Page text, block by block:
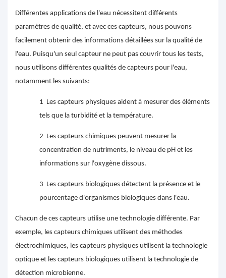
Différentes applications de l'eau nécessitent différents
paramètres de qualité, et avec ces capteurs, nous pouvons
facilement obtenir des informations détaillées sur la qualité de
l'eau. Puisqu'un seul capteur ne peut pas couvrir tous les tests,
nous utilisons différentes qualités de capteurs pour l'eau,
notamment les suivants:
1 Les capteurs physiques aident à mesurer des éléments
tels que la turbidité et la température.
2 Les capteurs chimiques peuvent mesurer la
concentration de nutriments, le niveau de pH et les
informations sur l'oxygène dissous.
3 Les capteurs biologiques détectent la présence et le
pourcentage d'organismes biologiques dans l'eau.
Chacun de ces capteurs utilise une technologie différente. Par
exemple, les capteurs chimiques utilisent des méthodes
électrochimiques, les capteurs physiques utilisent la technologie
optique et les capteurs biologiques utilisent la technologie de
détection microbienne.